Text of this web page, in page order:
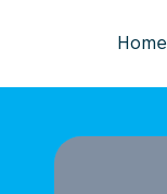
Home